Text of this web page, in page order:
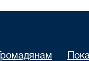
Громадянам